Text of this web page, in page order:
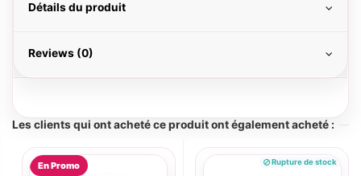
Détails du produit
Reviews (0)
Les clients qui ont acheté ce produit ont également acheté :
En Promo Rupture de stock